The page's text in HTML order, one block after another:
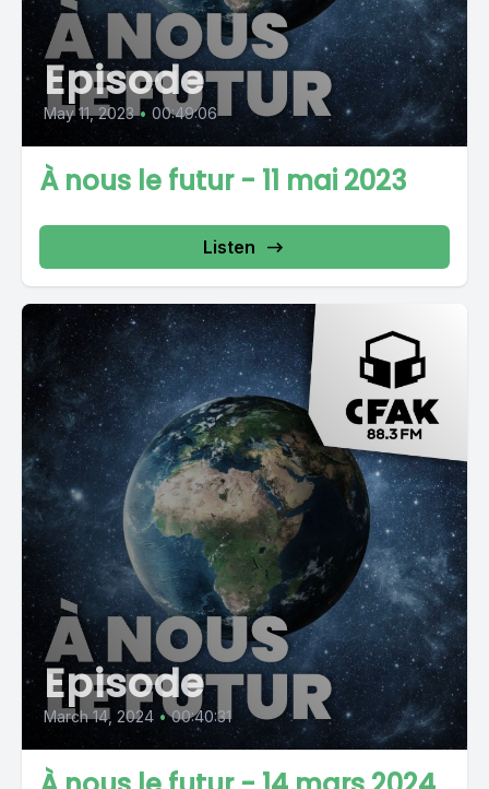
Episode
May 11, 2023 • 00:49:06
À nous le futur - 11 mai 2023
Listen
Episode
March 14, 2024 • 00:40:31